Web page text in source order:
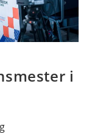
i